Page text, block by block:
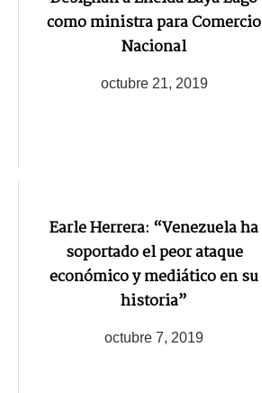
como ministra para Comercio
Nacional
octubre 21, 2019
Earle Herrera: “Venezuela ha
soportado el peor ataque
económico y mediático en su
historia”
octubre 7, 2019